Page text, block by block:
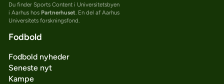
Du finder Sports Content i Universitetsbyen
i Aarhus hos Partnerhuset. En del af Aarhus
Universitets forskningsfond.
Fodbold
Fodbold nyheder
Seneste nyt
Kampe